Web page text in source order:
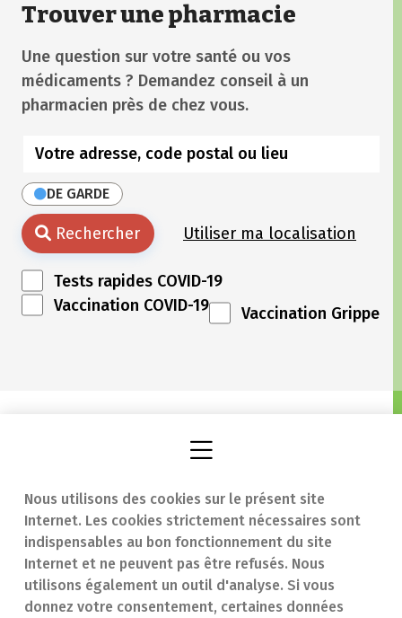
Nous utilisons des cookies sur le présent site
Internet. Les cookies strictement nécessaires sont
indispensables au bon fonctionnement du site
Internet et ne peuvent pas être refusés. Nous
utilisons également un outil d'analyse. Si vous
donnez votre consentement, certaines données
Trouver une pharmacie
Une question sur votre santé ou vos
médicaments ? Demandez conseil à un
pharmacien près de chez vous.
DE GARDE
Rechercher Utiliser ma localisation
Tests rapides COVID-19
Vaccination COVID-19
Vaccination Grippe
Trouver une
pharmacie
Notre expertise
En cas d'urgence
Contact
Questions